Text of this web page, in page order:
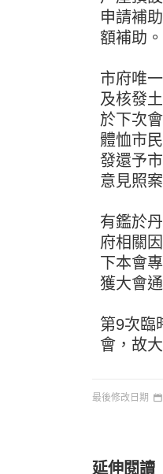
申請補
額補助。
市府唯
及核發
於下次
體恤市
發還予
意見照
有鑑於
府相關
下本會
獲大會
第9次臨
會，故
最後修改日期
延伸閱讀